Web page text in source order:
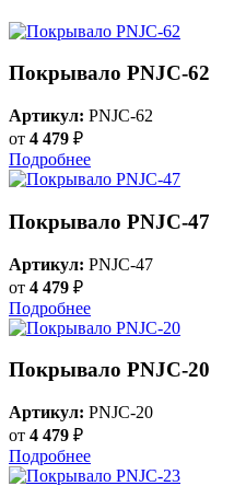
Покрывало PNJC-62
Артикул: PNJC-62
от 4 479 ₽
Подробнее
Покрывало PNJC-47
Артикул: PNJC-47
от 4 479 ₽
Подробнее
Покрывало PNJC-20
Артикул: PNJC-20
от 4 479 ₽
Подробнее